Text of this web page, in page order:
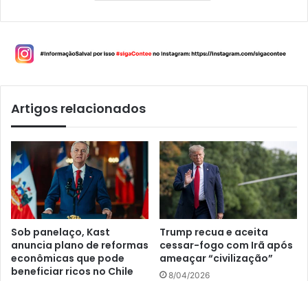
Artigos relacionados
Sob panelaço, Kast
anuncia plano de reformas
econômicas que pode
beneficiar ricos no Chile
Trump recua e aceita
cessar-fogo com Irã após
ameaçar “civilização”
8/04/2026